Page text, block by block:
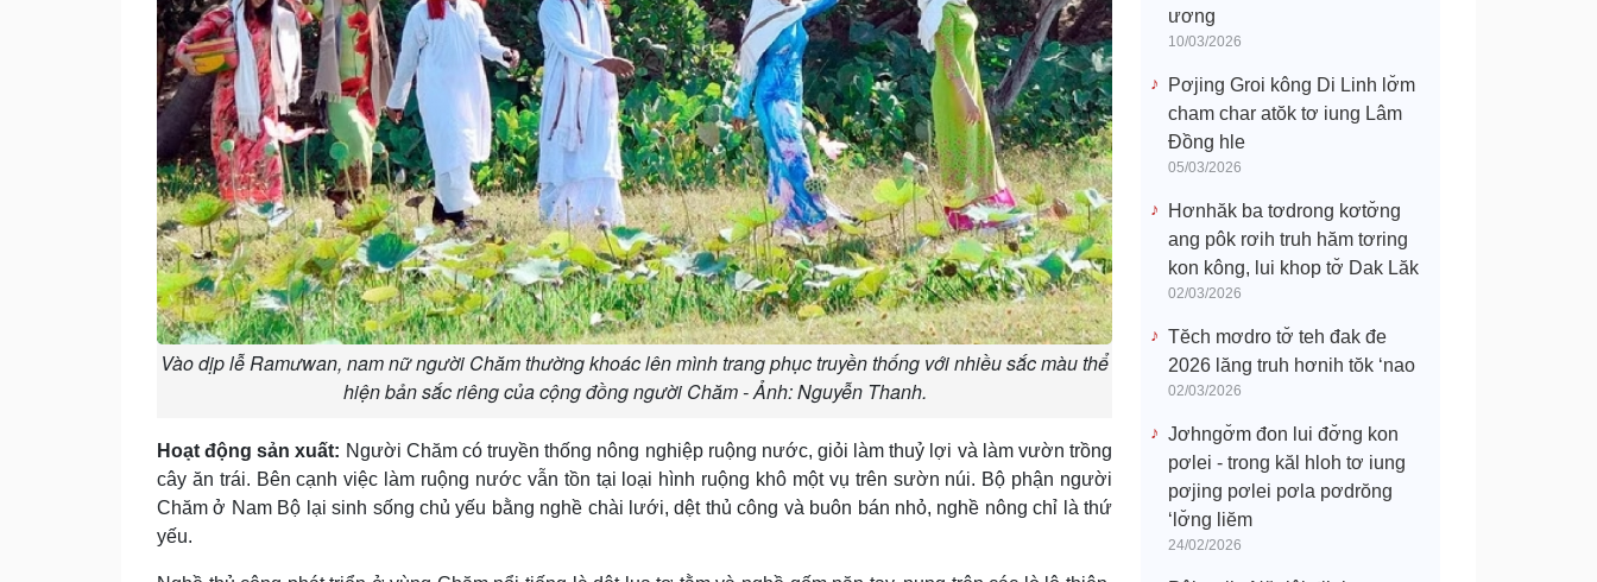
Vào dịp lễ Ramưwan, nam nữ người Chăm thường khoác lên mình trang phục truyền thống với nhiều sắc màu thể
hiện bản sắc riêng của cộng đồng người Chăm - Ảnh: Nguyễn Thanh.
Hoạt động sản xuất: Người Chăm có truyền thống nông nghiệp ruộng nước, giỏi làm thuỷ lợi và làm vườn trồng
cây ăn trái. Bên cạnh việc làm ruộng nước vẫn tồn tại loại hình ruộng khô một vụ trên sườn núi. Bộ phận người
Chăm ở Nam Bộ lại sinh sống chủ yếu bằng nghề chài lưới, dệt thủ công và buôn bán nhỏ, nghề nông chỉ là thứ
yếu.
ương
10/03/2026
Pơjing Groi kông Di Linh lơ̆m
cham char atŏk tơ iung Lâm
Đồng hle
05/03/2026
Hơnhăk ba tơdrong kơtơ̆ng
ang pôk rơih truh hăm tơring
kon kông, lui khop tơ̆ Dak Lăk
02/03/2026
Tĕch mơdro tơ̆ teh đak đe
2026 lăng truh hơnih tŏk ‘nao
02/03/2026
Jơhngơ̆m đon lui đơ̆ng kon
pơlei - trong kăl hloh tơ iung
pơjing pơlei pơla pơdrŏng
‘lơ̆ng liĕm
24/02/2026